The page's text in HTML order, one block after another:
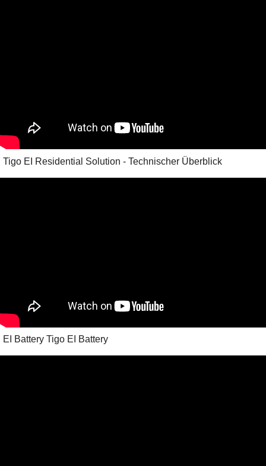
Tigo EI Residential Solution - Technischer Überblick
EI Battery Tigo EI Battery